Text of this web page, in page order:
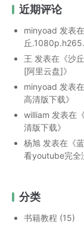
近期评论
minyoad 发表
丘
王 发表在《沙
[阿里云盘]》
minyoad 发表
高清版下载》
william 发表在《
清版下载》
杨旭 发表在《
看youtube完全
分类
书籍教程 (15)